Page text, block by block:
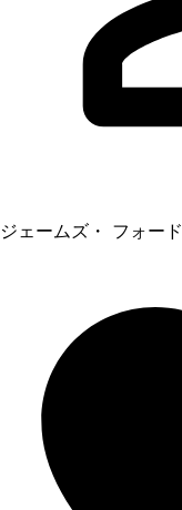
ジェームズ・ フォード